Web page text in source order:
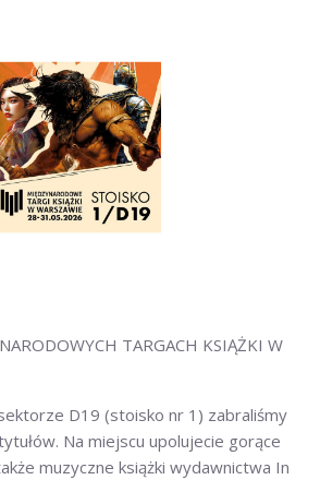
TARGACH KSIĄŻKI W
D19 (stoisko nr 1) zabraliśmy
Na miejscu upolujecie gorące
muzyczne książki wydawnictwa In